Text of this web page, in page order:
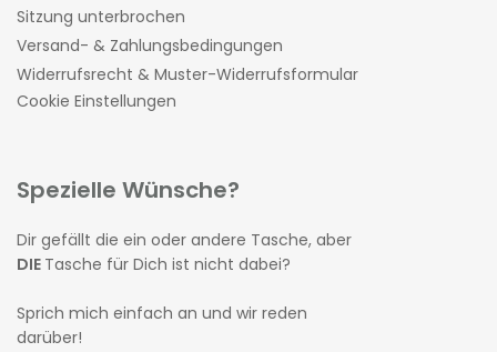
Sitzung unterbrochen
Versand- & Zahlungsbedingungen
Widerrufsrecht & Muster-Widerrufsformular
Cookie Einstellungen
Spezielle Wünsche?
Dir gefällt die ein oder andere Tasche, aber
DIE Tasche für Dich ist nicht dabei?
Sprich mich einfach an und wir reden
darüber!